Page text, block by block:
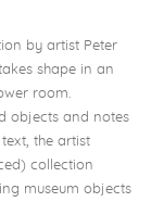
by artist Peter
shape in an
room.
objects and notes
the artist
collection
museum objects